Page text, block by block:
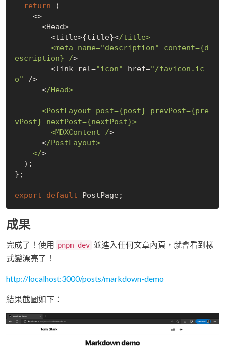
return (
        <title>{title}<
/title>
escription} />
        <link rel=
"icon" href="/favicon.ic
o" />
      <
/Head>
vPost} nextPost={nextPost}>
        <MDXContent /
>
      <
/PostLayout>
    </
>
};
export default
成果
完成了！使用 pnpm dev 並進入任何文章內頁，就會看到樣
式變漂亮了！
http://localhost:3000/posts/markdown-demo
結果截圖如下：